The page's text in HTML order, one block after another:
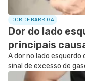
DOR DE BARRIGA
Dor do lado
principais
A dor no lado esquerdo
sinal de excesso de
quando não é muito